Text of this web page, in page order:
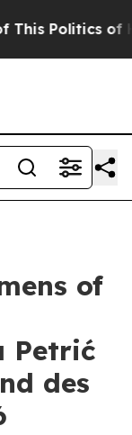
Politics of
of
Petrić
des